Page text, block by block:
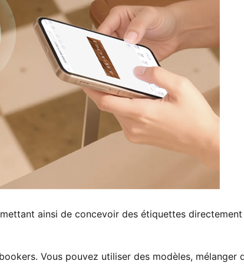
ainsi de concevoir des étiquettes directement
Vous pouvez utiliser des modèles, mélanger